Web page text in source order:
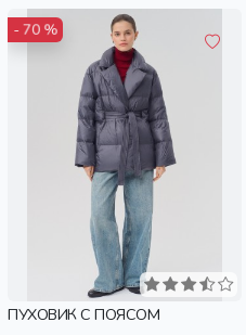
- 70 %
ПУХОВИК С ПОЯСОМ